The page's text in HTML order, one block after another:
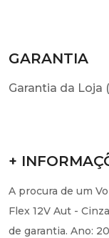
GARANTIA
Garantia da Loja
+
A procura de um
Flex 12V Aut -
de garantia. Ano: